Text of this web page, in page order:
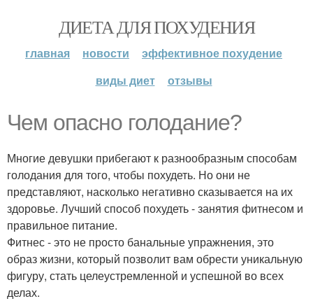
ДИЕТА ДЛЯ ПОХУДЕНИЯ
главная новости
эффективное похудение
виды диет
отзывы
Чем опасно голодание?
Многие девушки прибегают к разнообразным способам
голодания для того, чтобы похудеть. Но они не
представляют, насколько негативно сказывается на их
здоровье. Лучший способ похудеть - занятия фитнесом и
правильное питание.
Фитнес - это не просто банальные упражнения, это
образ жизни, который позволит вам обрести уникальную
фигуру, стать целеустремленной и успешной во всех
делах.